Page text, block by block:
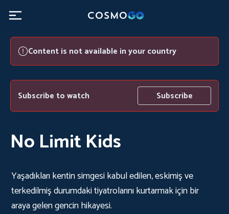
Content is not available in your country
Subscribe to watch Subscribe
No Limit Kids
Yaşadıkları kentin simgesi kabul edilen, eskimiş ve
terkedilmiş durumdaki tiyatrolarını kurtarmak için bir
araya gelen gencin hikayesi.